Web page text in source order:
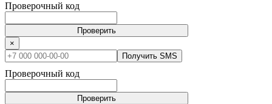
Проверочный код
Проверить
×
Получить SMS
Проверочный код
Проверить